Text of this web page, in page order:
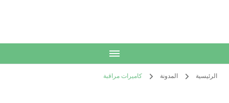
الرئيسية المدونة كاميرات مراقبة